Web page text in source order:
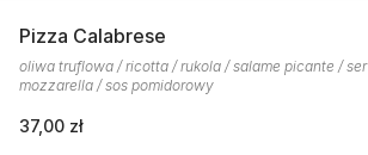
Pizza Calabrese
oliwa truflowa / ricotta / rukola / salame picante / ser
mozzarella / sos pomidorowy
37,00 zł